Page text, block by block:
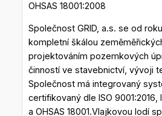
OHSAS 18001:2008
Společnost GRID, a.s. se od
kompletní škálou
projektováním pozemkových
činností ve stavebnictví, vývoji
Společnost má integrovaný
certifikovaný dle ISO 9001:2016,
a OHSAS 18001.Vlajkovou lodí